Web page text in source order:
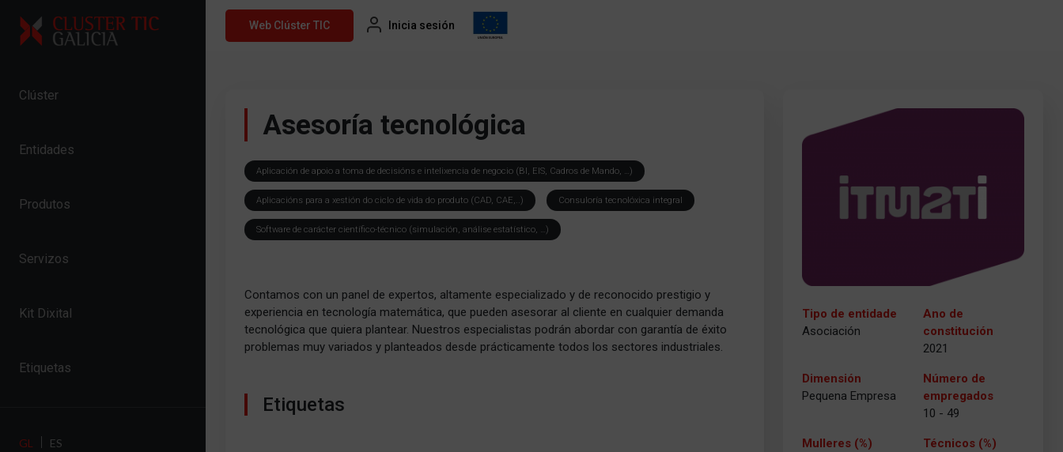
Skip to content
Clúster
Entidades
Produtos
Servizos
Kit Dixital
Etiquetas
GL ES
Web Clúster TIC Inicia sesión
Asesoría tecnológica
Aplicación de apoio a toma de decisións e intelixencia de negocio (BI, EIS, Cadros de Mando, …)
Aplicacións para a xestión do ciclo de vida do produto (CAD, CAE,..) Consuloría tecnolóxica integral
Software de carácter científico-técnico (simulación, análise estatístico, …)
Contamos con un panel de expertos, altamente especializado y de reconocido prestigio y
experiencia en tecnología matemática, que pueden asesorar al cliente en cualquier demanda
tecnológica que quiera plantear. Nuestros especialistas podrán abordar con garantía de éxito
problemas muy variados y planteados desde prácticamente todos los sectores industriales.
Etiquetas
Tipo de entidade
Asociación
Ano de
constitución
2021
Dimensión
Pequena Empresa
Número de
empregados
10 - 49
Mulleres (%)
Técnicos (%)